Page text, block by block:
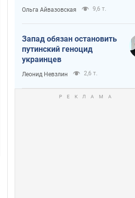
Ольга Айвазовская 9,6 т.
Запад обязан остановить
путинский геноцид
украинцев
Леонид Невзлин 2,6 т.